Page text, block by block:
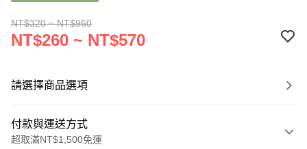
NT$320 ~ NT$960
NT$260 ~ NT$570
請選擇商品選項
付款與運送方式
超取滿NT$1,500免運